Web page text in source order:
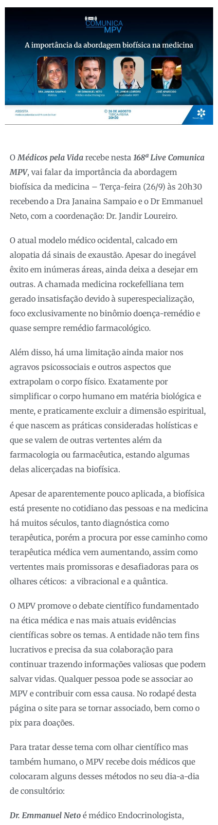
O Médicos pela Vida recebe nesta 168ª Live Comunica
MPV, vai falar da importância da abordagem
biofísica da medicina – Terça-feira (26/9) às 20h30
recebendo a Dra Janaina Sampaio e o Dr Emmanuel
Neto, com a coordenação: Dr. Jandir Loureiro.
O atual modelo médico ocidental, calcado em
alopatia dá sinais de exaustão. Apesar do inegável
êxito em inúmeras áreas, ainda deixa a desejar em
outras. A chamada medicina rockefelliana tem
gerado insatisfação devido à superespecialização,
foco exclusivamente no binômio doença-remédio e
quase sempre remédio farmacológico.
Além disso, há uma limitação ainda maior nos
agravos psicossociais e outros aspectos que
extrapolam o corpo físico. Exatamente por
simplificar o corpo humano em matéria biológica e
mente, e praticamente excluir a dimensão espiritual,
é que nascem as práticas consideradas holísticas e
que se valem de outras vertentes além da
farmacologia ou farmacêutica, estando algumas
delas alicerçadas na biofísica.
Apesar de aparentemente pouco aplicada, a biofísica
está presente no cotidiano das pessoas e na medicina
há muitos séculos, tanto diagnóstica como
terapêutica, porém a procura por esse caminho como
terapêutica médica vem aumentando, assim como
vertentes mais promissoras e desafiadoras para os
olhares céticos: a vibracional e a quântica.
O MPV promove o debate científico fundamentado
na ética médica e nas mais atuais evidências
científicas sobre os temas. A entidade não tem fins
lucrativos e precisa da sua colaboração para
continuar trazendo informações valiosas que podem
salvar vidas. Qualquer pessoa pode se associar ao
MPV e contribuir com essa causa. No rodapé desta
página o site para se tornar associado, bem como o
pix para doações.
Para tratar desse tema com olhar científico mas
também humano, o MPV recebe dois médicos que
colocaram alguns desses métodos no seu dia-a-dia
de consultório:
Dr. Emmanuel Neto é médico Endocrinologista,